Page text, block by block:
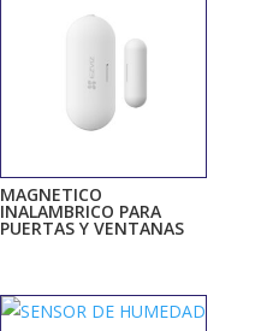
MAGNETICO
INALAMBRICO PARA
PUERTAS Y VENTANAS